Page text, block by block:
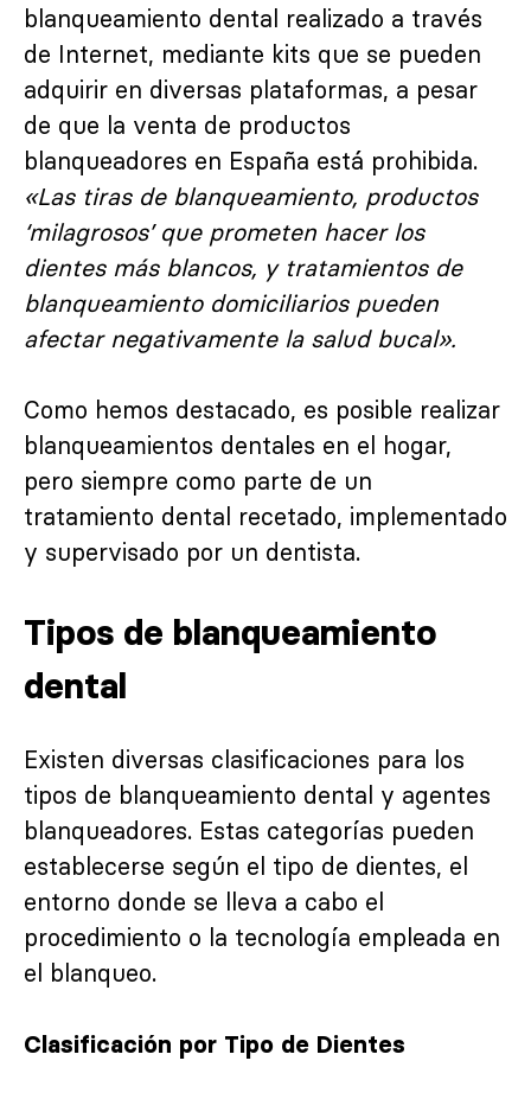
blanqueamiento dental realizado a través
de Internet, mediante kits que se pueden
adquirir en diversas plataformas, a pesar
de que la venta de productos
blanqueadores en España está prohibida.
«Las tiras de blanqueamiento, productos
‘milagrosos’ que prometen hacer los
dientes más blancos, y tratamientos de
blanqueamiento domiciliarios pueden
afectar negativamente la salud bucal».
Como hemos destacado, es posible realizar
blanqueamientos dentales en el hogar,
pero siempre como parte de un
tratamiento dental recetado, implementado
y supervisado por un dentista.
Tipos de blanqueamiento
dental
Existen diversas clasificaciones para los
tipos de blanqueamiento dental y agentes
blanqueadores. Estas categorías pueden
establecerse según el tipo de dientes, el
entorno donde se lleva a cabo el
procedimiento o la tecnología empleada en
el blanqueo.
Clasificación por Tipo de Dientes